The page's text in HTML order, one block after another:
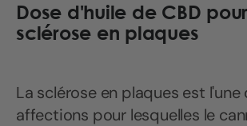
Dose d'huile de CBD
sclérose en plaques
La sclérose en plaques est l'une
affections pour lesquelles le